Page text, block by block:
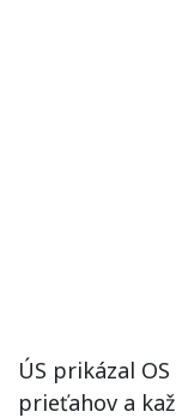
ÚS prikázal
prieťahov a